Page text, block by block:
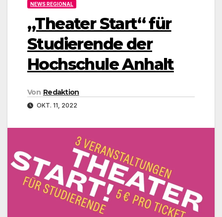
NEWS REGIONAL
„Theater Start“ für
Studierende der
Hochschule Anhalt
Von Redaktion
OKT. 11, 2022